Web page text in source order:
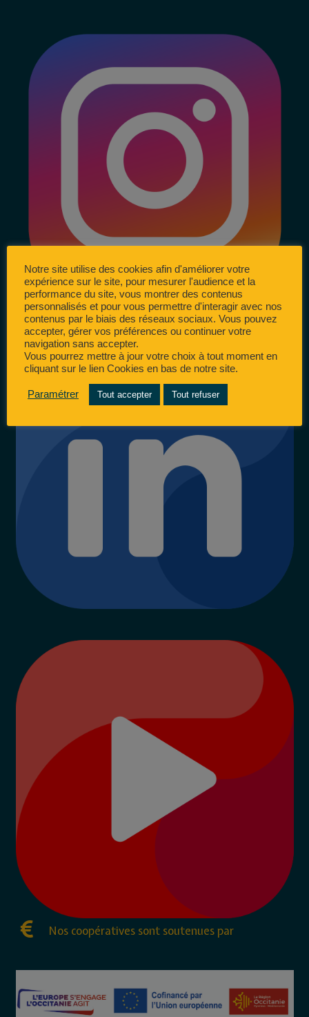
Nos coopératives sont soutenues par
Notre site utilise des cookies afin d'améliorer votre
expérience sur le site, pour mesurer l'audience et la
performance du site, vous montrer des contenus
personnalisés et pour vous permettre d'interagir avec nos
contenus par le biais des réseaux sociaux. Vous pouvez
accepter, gérer vos préférences ou continuer votre
navigation sans accepter.
Vous pourrez mettre à jour votre choix à tout moment en
cliquant sur le lien Cookies en bas de notre site.
Paramétrer Tout accepter Tout refuser